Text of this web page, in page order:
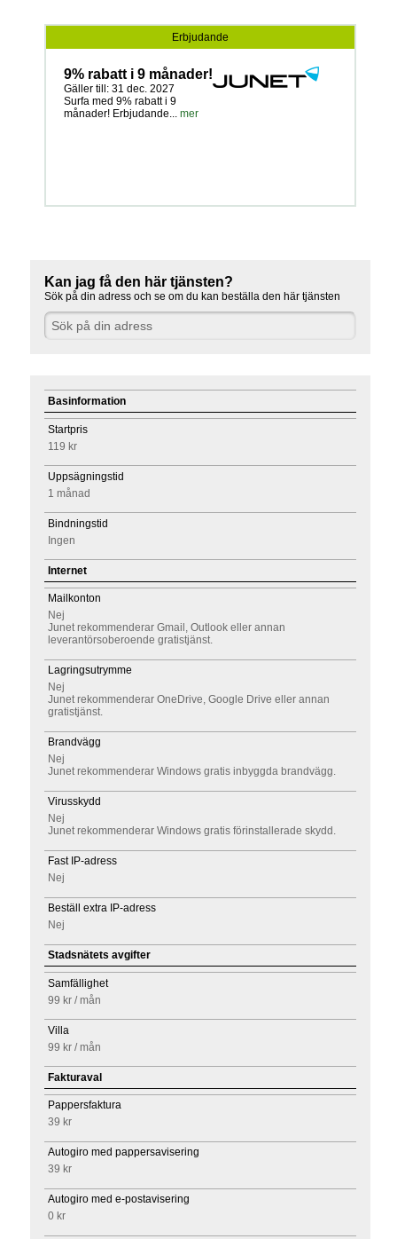
Erbjudande
9% rabatt i 9 månader!
Gäller till: 31 dec. 2027
Surfa med 9% rabatt i 9
månader! Erbjudande... mer
Kan jag få den här tjänsten?
Sök på din adress och se om du kan beställa den här tjänsten
Basinformation
Startpris
119 kr
Uppsägningstid
1 månad
Bindningstid
Ingen
Internet
Mailkonton
Nej
Junet rekommenderar Gmail, Outlook eller annan
leverantörsoberoende gratistjänst.
Lagringsutrymme
Nej
Junet rekommenderar OneDrive, Google Drive eller annan
gratistjänst.
Brandvägg
Nej
Junet rekommenderar Windows gratis inbyggda brandvägg.
Virusskydd
Nej
Junet rekommenderar Windows gratis förinstallerade skydd.
Fast IP-adress
Nej
Beställ extra IP-adress
Nej
Stadsnätets avgifter
Samfällighet
99 kr/ mån
Villa
99 kr/ mån
Fakturaval
Pappersfaktura
39 kr
Autogiro med pappersavisering
39 kr
Autogiro med e-postavisering
0 kr